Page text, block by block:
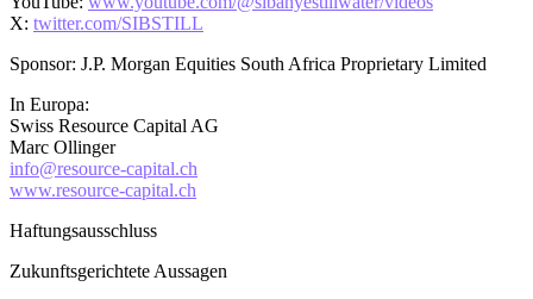
X: twitter.com/SIBSTILL
Sponsor: J.P. Morgan Equities South Africa Proprietary Limited
In Europa:
Swiss Resource Capital AG
Marc Ollinger
info@resource-capital.ch
www.resource-capital.ch
Haftungsausschluss
Zukunftsgerichtete Aussagen